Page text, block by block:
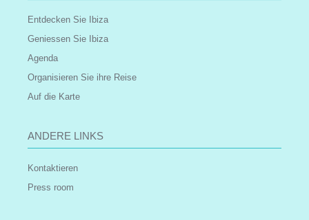
Entdecken Sie Ibiza
Geniessen Sie Ibiza
Agenda
Organisieren Sie ihre Reise
Auf die Karte
ANDERE LINKS
Kontaktieren
Press room